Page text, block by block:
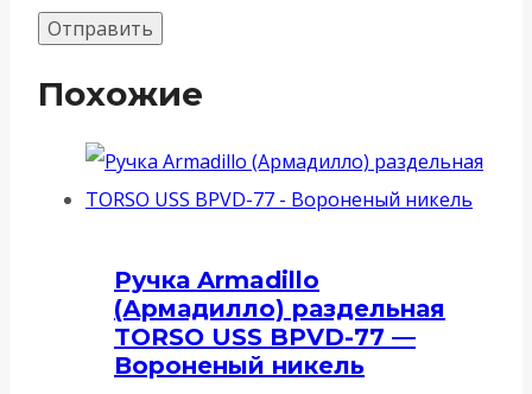
Похожие
Ручка Armadillo
(Армадилло) раздельная
TORSO USS BPVD-77 —
Вороненый никель